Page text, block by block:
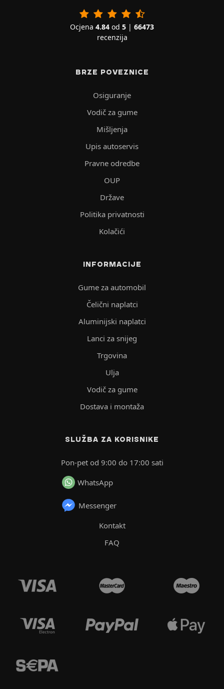
Ocjena 4.84 od 5 | 66473
recenzija
BRZE POVEZNICE
Osiguranje
Vodič za gume
Mišljenja
Upis autoservis
Pravne odredbe
OUP
Države
Politika privatnosti
Kolačići
INFORMACIJE
Gume za automobil
Čelični naplatci
Aluminijski naplatci
Lanci za snijeg
Trgovina
Ulja
Vodič za gume
Dostava i montaža
SLUŽBA ZA KORISNIKE
Pon-pet od 9:00 do 17:00 sati
WhatsApp
Messenger
Kontakt
FAQ